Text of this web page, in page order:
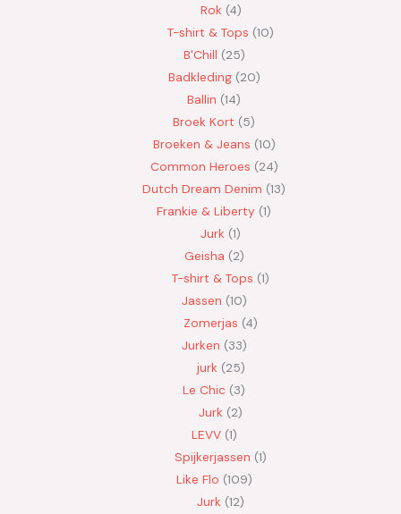
Rok 4
T-shirt & Tops 10
B'Chill 25
Badkleding 20
Ballin 14
Broek Kort 5
Broeken & Jeans 10
Common Heroes 24
Dutch Dream Denim 13
Frankie & Liberty 1
Jurk 1
Geisha 2
T-shirt & Tops 1
Jassen 10
Zomerjas 4
Jurken 33
jurk 25
Le Chic 3
Jurk 2
LEVV 1
Spijkerjassen 1
Like Flo 109
Jurk 12